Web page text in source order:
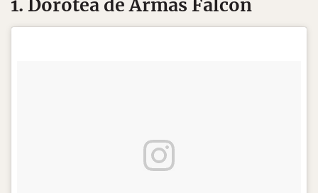
1. Dorotea de Armas Falcón